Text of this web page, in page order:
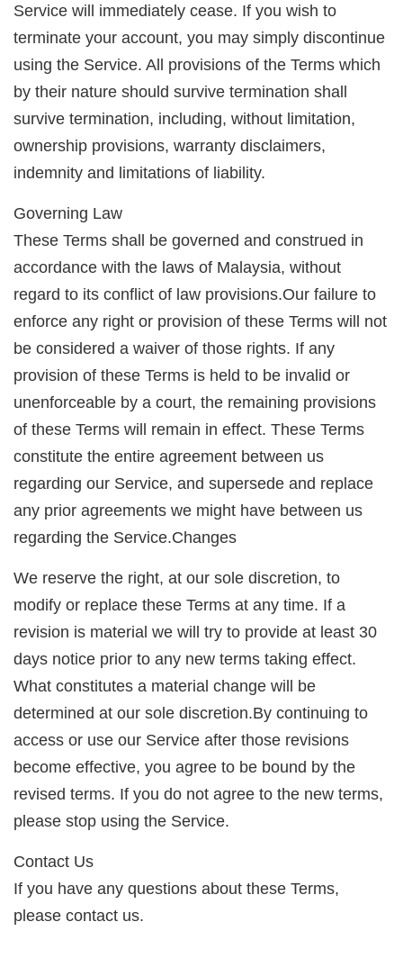
Service will immediately cease. If you wish to
terminate your account, you may simply discontinue
using the Service. All provisions of the Terms which
by their nature should survive termination shall
survive termination, including, without limitation,
ownership provisions, warranty disclaimers,
indemnity and limitations of liability.
Governing Law
These Terms shall be governed and construed in
accordance with the laws of Malaysia, without
regard to its conflict of law provisions.Our failure to
enforce any right or provision of these Terms will not
be considered a waiver of those rights. If any
provision of these Terms is held to be invalid or
unenforceable by a court, the remaining provisions
of these Terms will remain in effect. These Terms
constitute the entire agreement between us
regarding our Service, and supersede and replace
any prior agreements we might have between us
regarding the Service.Changes
We reserve the right, at our sole discretion, to
modify or replace these Terms at any time. If a
revision is material we will try to provide at least 30
days notice prior to any new terms taking effect.
What constitutes a material change will be
determined at our sole discretion.By continuing to
access or use our Service after those revisions
become effective, you agree to be bound by the
revised terms. If you do not agree to the new terms,
please stop using the Service.
Contact Us
If you have any questions about these Terms,
please contact us.